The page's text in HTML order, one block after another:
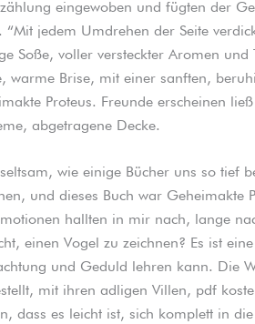
eingewoben und fügten der
“Mit jedem Umdrehen der Seite
Soße, voller versteckter Aromen und
warme Brise, mit einer sanften,
Proteus. Freunde erscheinen
abgetragene Decke.
wie einige Bücher uns so tief
und dieses Buch war Geheimakte
hallten in mir nach, lange
einen Vogel zu zeichnen? Es ist
und Geduld lehren kann. Die
mit ihren adligen Villen, pdf
dass es leicht ist, sich komplett in